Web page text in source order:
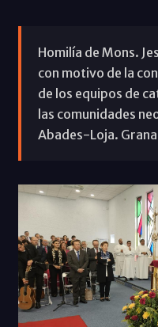
Homilía de Mons.
con motivo de la
de los equipos de
las comunidades
Abades-Loja.